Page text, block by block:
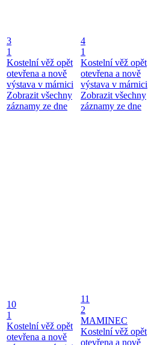
3
1
Kostelní věž opět
otevřena a nově
výstava v márnici
Zobrazit všechny
záznamy ze dne
4
1
Kostelní věž opět
otevřena a nově
výstava v márnici
Zobrazit všechny
záznamy ze dne
10
1
Kostelní věž opět
otevřena a nově
11
2
MAMINEC
Kostelní věž opět
otevřena a nově